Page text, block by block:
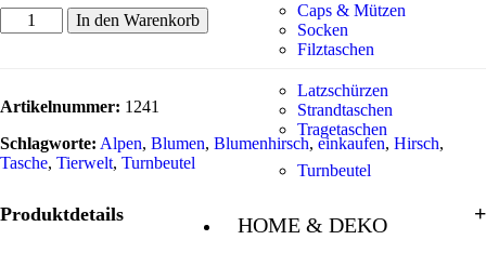
Caps & Mützen
Socken
Filztaschen
Latzschürzen
Strandtaschen
Tragetaschen
Turnbeutel
HOME & DEKO
In den Warenkorb
Artikelnummer: 1241
Schlagworte: Alpen, Blumen, Blumenhirsch, einkaufen, Hirsch,
Tasche, Tierwelt, Turnbeutel
Produktdetails